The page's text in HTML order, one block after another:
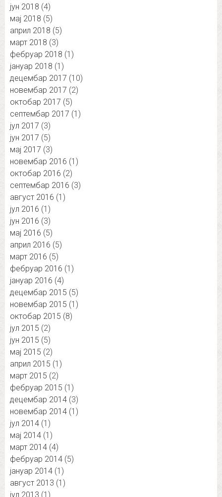
јун 2018 (4)
мај 2018 (5)
април 2018 (5)
март 2018 (3)
фебруар 2018 (1)
јануар 2018 (1)
децембар 2017 (10)
новембар 2017 (2)
октобар 2017 (5)
септембар 2017 (1)
јул 2017 (3)
јун 2017 (5)
мај 2017 (3)
новембар 2016 (1)
октобар 2016 (2)
септембар 2016 (3)
август 2016 (1)
јул 2016 (1)
јун 2016 (3)
мај 2016 (5)
април 2016 (5)
март 2016 (5)
фебруар 2016 (1)
јануар 2016 (4)
децембар 2015 (5)
новембар 2015 (1)
октобар 2015 (8)
јул 2015 (2)
јун 2015 (5)
мај 2015 (2)
април 2015 (1)
март 2015 (2)
фебруар 2015 (1)
децембар 2014 (3)
новембар 2014 (1)
јул 2014 (1)
мај 2014 (1)
март 2014 (4)
фебруар 2014 (5)
јануар 2014 (1)
август 2013 (1)
јул 2013 (1)